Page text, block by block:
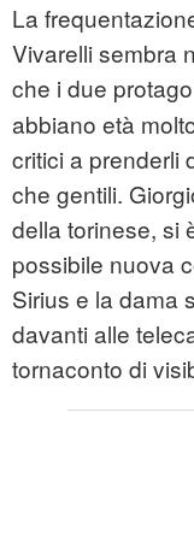
La
Vivarelli sembra
che i due
abbiano età
critici a prenderli
che gentili.
della torinese, si
possibile nuova
Sirius e la dama
davanti alle
tornaconto di